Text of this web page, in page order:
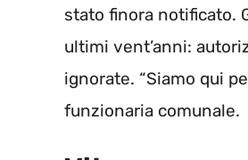
stato finora notificato.
ultimi vent’anni:
ignorate. “Siamo qui
funzionaria comunale.